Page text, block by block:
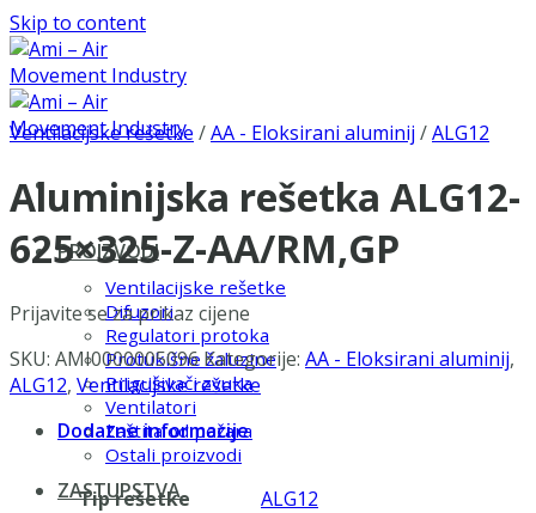
Skip to content
PROIZVODI
Ventilacijske rešetke
Difuzori
Regulatori protoka
Protukišne žaluzine
Prigušivači zvuka
Ventilatori
Zaštita od požara
Ostali proizvodi
ZASTUPSTVA
Ventilacijske rešetke /AA - Eloksirani aluminij /ALG12
Aluminijska rešetka ALG12-
625×325-Z-AA/RM,GP
Prijavite se za prikaz cijene
SKU: AMI0000005096 Kategorije: AA - Eloksirani aluminij,
ALG12, Ventilacijske rešetke
Dodatne informacije
Tip rešetke ALG12